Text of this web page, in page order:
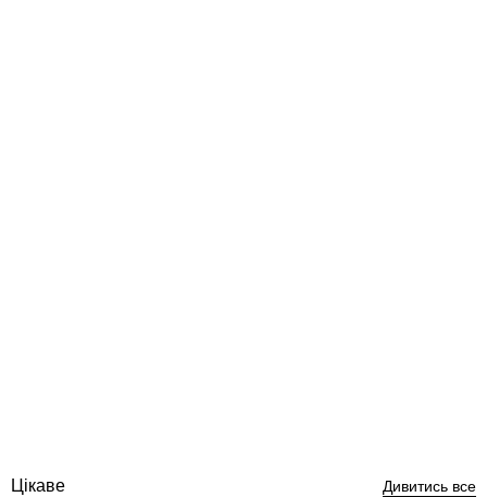
Цікаве Дивитись все